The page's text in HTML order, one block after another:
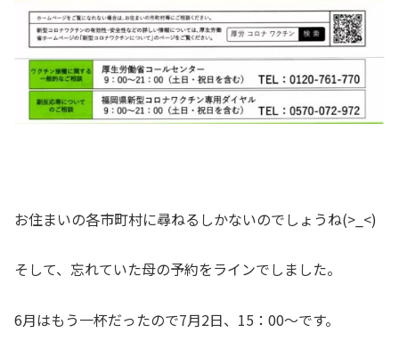
お住まいの各市町村に尋ねるしかないのでしょうね(>_<)
そして、忘れていた母の予約をラインでしました。
6月はもう一杯だったので7月2日、15：00～です。